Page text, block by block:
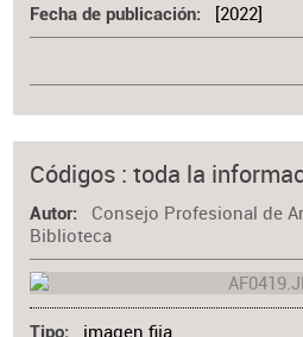
Fecha de publicación [2022]
Códigos : toda la
Autor
Consejo Profesional de
Biblioteca
Tipo imagen fija